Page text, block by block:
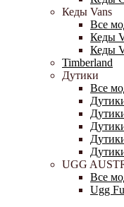
Кеды Vans
Все
Кеды
Кеды
Timberland
Дутики
Все
UGG
Все
Ugg